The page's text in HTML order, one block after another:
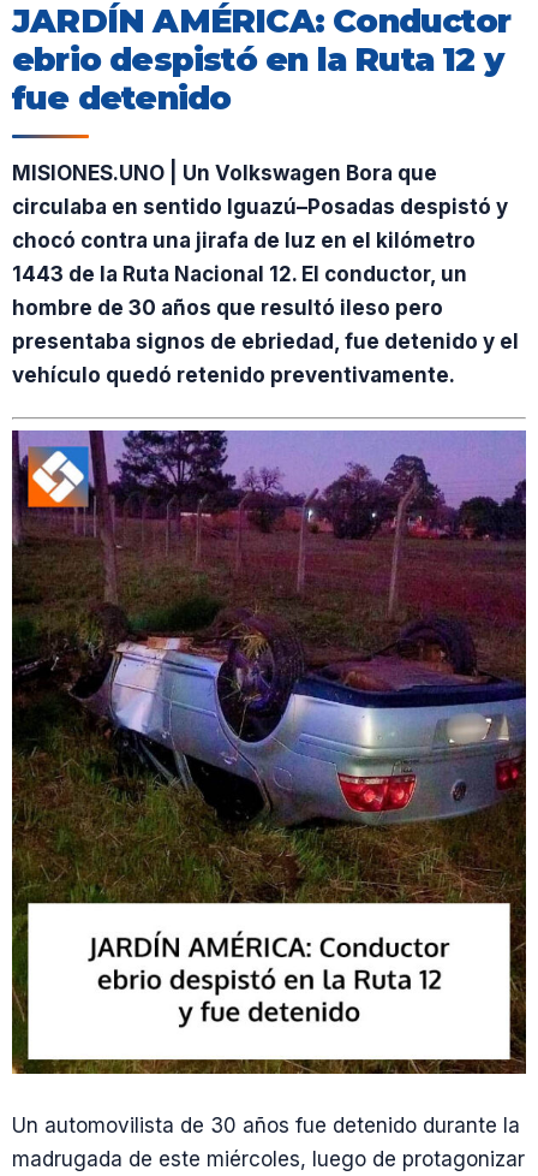
JARDÍN AMÉRICA: Conductor
ebrio despistó en la Ruta 12 y
fue detenido
MISIONES.UNO | Un Volkswagen Bora que
circulaba en sentido Iguazú–Posadas despistó y
chocó contra una jirafa de luz en el kilómetro
1443 de la Ruta Nacional 12. El conductor, un
hombre de 30 años que resultó ileso pero
presentaba signos de ebriedad, fue detenido y el
vehículo quedó retenido preventivamente.
Un automovilista de 30 años fue detenido durante la
madrugada de este miércoles, luego de protagonizar